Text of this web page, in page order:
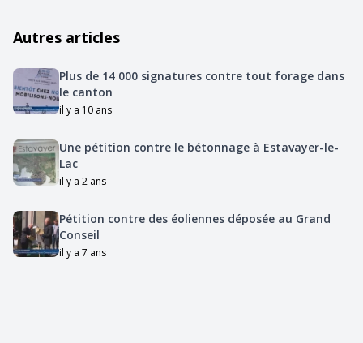
Autres articles
Plus de 14 000 signatures contre tout forage dans
le canton
il y a 10 ans
Une pétition contre le bétonnage à Estavayer-le-
Lac
il y a 2 ans
Pétition contre des éoliennes déposée au Grand
Conseil
il y a 7 ans